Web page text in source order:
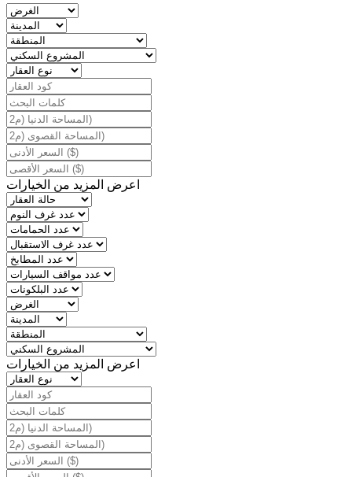
اعرض المزيد من الخيارات
اعرض المزيد من الخيارات